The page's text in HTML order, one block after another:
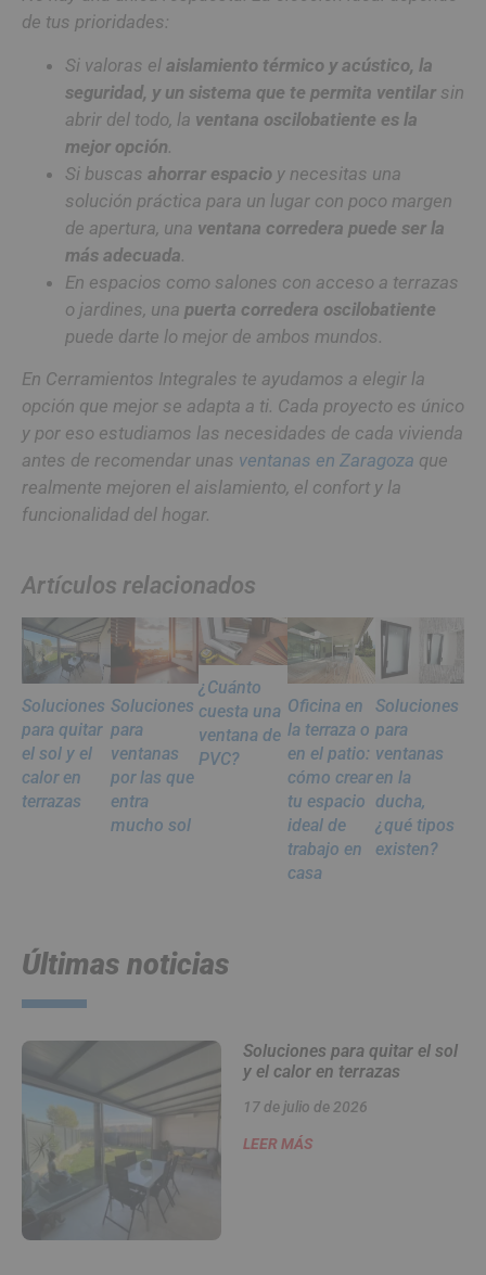
de tus prioridades:
Si valoras el aislamiento térmico y acústico, la
seguridad, y un sistema que te permita ventilar sin
abrir del todo, la ventana oscilobatiente es la
mejor opción.
Si buscas ahorrar espacio y necesitas una
solución práctica para un lugar con poco margen
de apertura, una ventana corredera puede ser la
más adecuada.
En espacios como salones con acceso a terrazas
o jardines, una puerta corredera oscilobatiente
puede darte lo mejor de ambos mundos.
En Cerramientos Integrales te ayudamos a elegir la
opción que mejor se adapta a ti. Cada proyecto es único
y por eso estudiamos las necesidades de cada vivienda
antes de recomendar unas ventanas en Zaragoza que
realmente mejoren el aislamiento, el confort y la
funcionalidad del hogar.
Artículos relacionados
Soluciones
para quitar
el sol y el
calor en
terrazas
Soluciones
para
ventanas
por las que
entra
mucho sol
¿Cuánto
cuesta una
ventana de
PVC?
Oficina en
la terraza o
en el patio:
cómo crear
tu espacio
ideal de
trabajo en
casa
Soluciones
para
ventanas
en la
ducha,
¿qué tipos
existen?
Últimas noticias
Soluciones para quitar el sol
y el calor en terrazas
17 de julio de 2026
LEER MÁS